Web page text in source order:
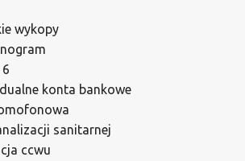
wykopy
konta bankowe
sanitarnej
ccwu